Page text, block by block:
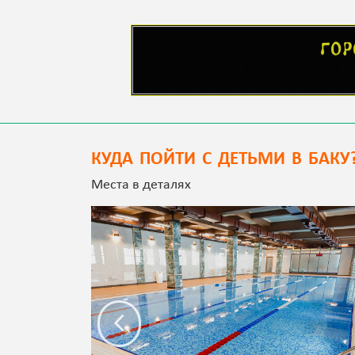
КУДА ПОЙТИ С ДЕТЬМИ В
Места в деталях